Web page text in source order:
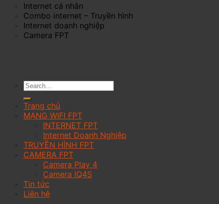
Internet cá nhân
Combo internet – Truyền hình
Internet doanh nghiệp
Camera FPT
Trang chủ
MẠNG WIFI FPT
INTERNET FPT
Internet Doanh Nghiệp
TRUYỀN HÌNH FPT
CAMERA FPT
Camera Play 4
Camera IQ4S
Tin tức
Liên hệ